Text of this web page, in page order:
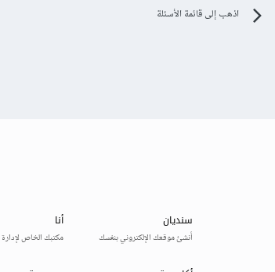
اذهب إلى قائمة الأسئلة